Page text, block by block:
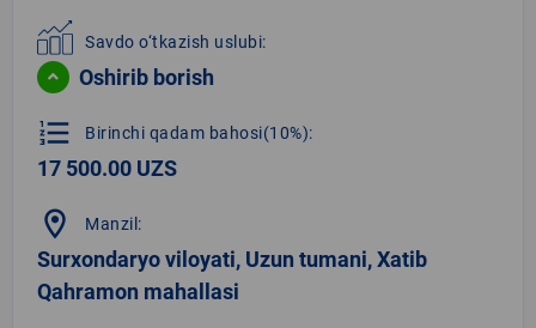
Savdo o‘tkazish uslubi:
Oshirib borish
format_list_numbered Birinchi qadam bahosi(10%):
17 500.00 UZS
location_on Manzil:
Surxondaryo viloyati, Uzun tumani, Xatib
Qahramon mahallasi